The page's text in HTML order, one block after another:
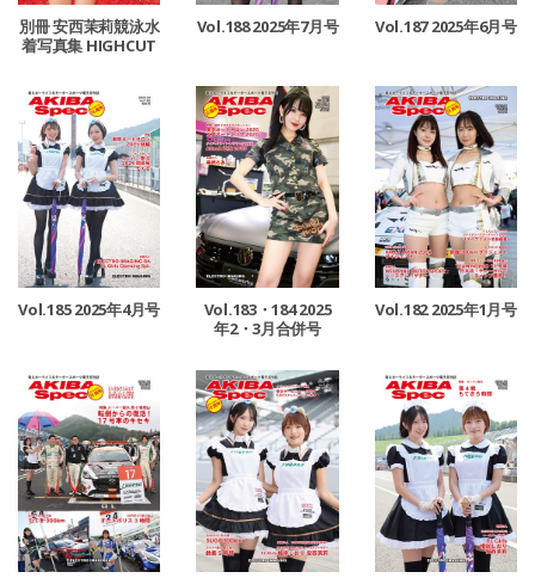
別冊 安西茉莉競泳水
着写真集 HIGHCUT
Vol.188 2025年7月号 Vol.187 2025年6月号
Vol.185 2025年4月号
Vol.183・184 2025
年2・3月合併号
Vol.182 2025年1月号